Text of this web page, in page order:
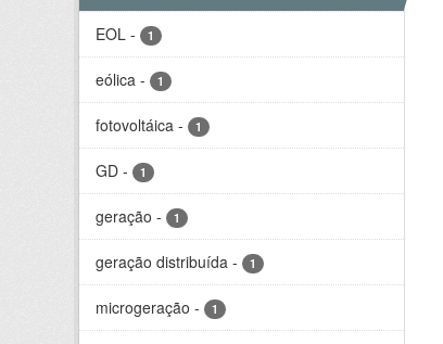
EOL - 1
eólica - 1
fotovoltáica - 1
GD - 1
geração - 1
geração distribuída - 1
microgeração - 1